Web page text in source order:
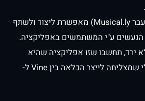
טיקטוק (שנקראה בעבר Musical.ly) מאפשרת ליצור ולשתף
הנעשים ע"י המשתמשים באפליקציה.
ירד, תחשבו שזו אפליקציה שהיא
סטייל קריוקי דיגיטלי שמצליחה לייצר הכלאה בין Vine ל-